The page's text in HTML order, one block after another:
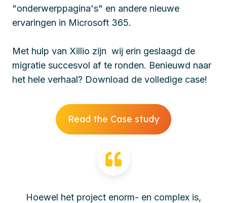
"onderwerppagina's" en andere nieuwe
ervaringen in Microsoft 365.
Met hulp van Xillio zijn wij erin geslaagd de
migratie succesvol af te ronden. Benieuwd naar
het hele verhaal? Download de volledige case!
Read the Case study
Hoewel het project enorm- en complex is,